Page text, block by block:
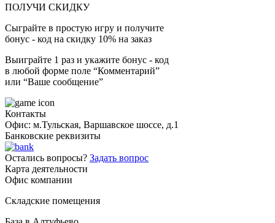
ПОЛУЧИ СКИДКУ
Сыграйте в простую игру и получите
бонус - код на скидку 10% на заказ
Выиграйте 1 раз и укажите бонус - код
в любой форме поле “Комментарий”
или “Ваше сообщение”
Контакты
Офис: м.Тульская, Варшавское шоссе, д.1
Банковские реквизиты
Остались вопросы? Задать вопрос
Карта деятельности
Офис компании
Складские помещения